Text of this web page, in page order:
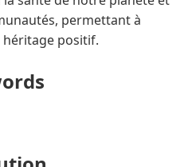
permettant à
héritage positif.